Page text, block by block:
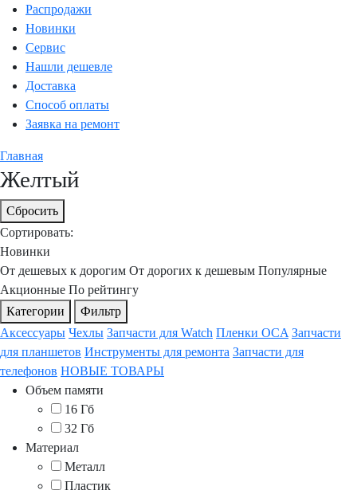
Распродажи
Новинки
Сервис
Нашли дешевле
Доставка
Способ оплаты
Заявка на ремонт
Главная
Желтый
Сбросить
Сортировать:
Новинки
От дешевых к дорогим От дорогих к дешевым Популярные
Акционные По рейтингу
Категории
Фильтр
Аксессуары Чехлы Запчасти для Watch Пленки OCA Запчасти
для планшетов Инструменты для ремонта Запчасти для
телефонов НОВЫЕ ТОВАРЫ
Объем памяти
16 Гб
32 Гб
Материал
Металл
Пластик